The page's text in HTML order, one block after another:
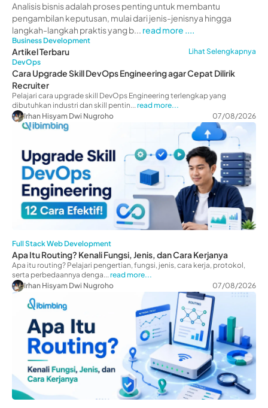
Analisis bisnis adalah proses penting untuk membantu
pengambilan keputusan, mulai dari jenis-jenisnya hingga
langkah-langkah praktis yang b... read more ....
Business Development
Artikel Terbaru
Lihat Selengkapnya
DevOps
Cara Upgrade Skill DevOps Engineering agar Cepat Dilirik
Recruiter
Pelajari cara upgrade skill DevOps Engineering terlengkap yang
dibutuhkan industri dan skill pentin...read more...
Irhan Hisyam Dwi Nugroho
07/08/2026
Full Stack Web Development
Apa Itu Routing? Kenali Fungsi, Jenis, dan Cara Kerjanya
Apa itu routing? Pelajari pengertian, fungsi, jenis, cara kerja, protokol,
serta perbedaannya denga...read more...
Irhan Hisyam Dwi Nugroho
07/08/2026